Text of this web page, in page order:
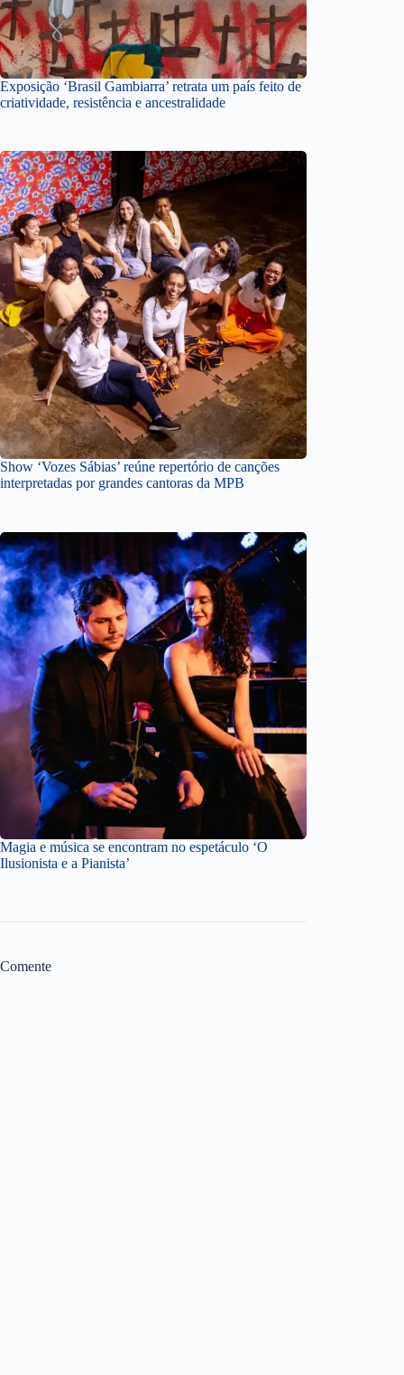
Exposição ‘Brasil Gambiarra’ retrata um país feito de
criatividade, resistência e ancestralidade
Show ‘Vozes Sábias’ reúne repertório de canções
interpretadas por grandes cantoras da MPB
Magia e música se encontram no espetáculo ‘O
Ilusionista e a Pianista’
Comente